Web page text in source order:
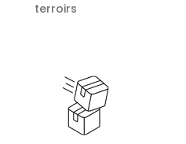
terroirs